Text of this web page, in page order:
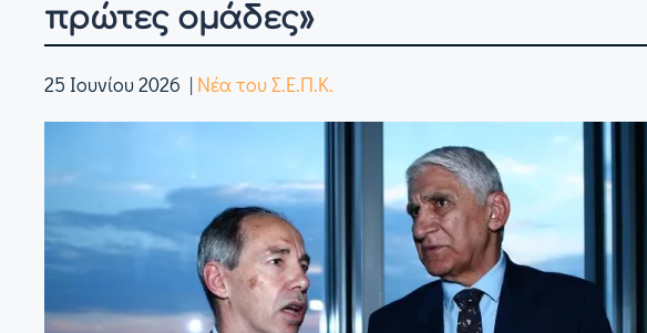
πρώτες ομάδες»
25 Ιουνίου 2026 | Νέα του Σ.Ε.Π.Κ.